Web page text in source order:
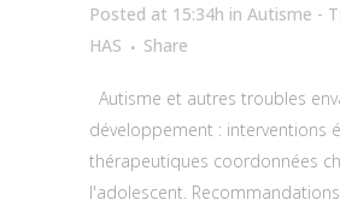
Posted at 15:34h in Autisme -
HAS
Share
Autisme et autres troubles
développement : interventions
thérapeutiques coordonnées
l'adolescent.